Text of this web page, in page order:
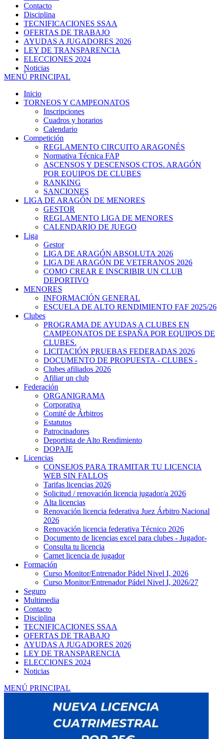
Contacto
Disciplina
TECNIFICACIONES SSAA
OFERTAS DE TRABAJO
AYUDAS A JUGADORES 2026
LEY DE TRANSPARENCIA
ELECCIONES 2024
Noticias
MENÚ PRINCIPAL
Inicio
TORNEOS Y CAMPEONATOS
Inscripciones
Cuadros y horarios
Calendario
Competición
REGLAMENTO CIRCUITO ARAGONÉS
Normativa Técnica FAP
ASCENSOS Y DESCENSOS CTOS. ARAGÓN
POR EQUIPOS DE CLUBES
RANKING
SANCIONES
LIGA DE ARAGÓN DE MENORES
GESTOR
REGLAMENTO LIGA DE MENORES
CALENDARIO DE JUEGO
Liga
Gestor
LIGA DE ARAGÓN ABSOLUTA 2026
LIGA DE ARAGÓN DE VETERANOS 2026
COMO CREAR E INSCRIBIR UN CLUB
DEPORTIVO
MENORES
INFORMACIÓN GENERAL
ESCUELA DE ALTO RENDIMIENTO FAF 2025/26
Clubes
PROGRAMA DE AYUDAS A CLUBES EN
CAMPEONATOS DE ESPAÑA POR EQUIPOS DE
CLUBES.
LICITACIÓN PRUEBAS FEDERADAS 2026
DOCUMENTO DE PROPUESTA - CLUBES -
Clubes afiliados 2026
Afiliar un club
Federación
ORGANIGRAMA
Corporativa
Comité de Árbitros
Estatutos
Patrocinadores
Deportista de Alto Rendimiento
DOPAJE
Licencias
CONSEJOS PARA TRAMITAR TU LICENCIA
WEB SIN FALLOS
Tarifas licencias 2026
Solicitud / renovación licencia jugador/a 2026
Alta licencias
Renovación licencia federativa Juez Árbitro Nacional
2026
Renovación licencia federativa Técnico 2026
Documento de licencias excel para clubes - Jugador-
Consulta tu licencia
Carnet licencia de jugador
Formación
Curso Monitor/Entrenador Pádel Nivel I, 2026
Curso Monitor/Entrenador Pádel Nivel I, 2026/27
Seguro
Multimedia
Contacto
Disciplina
TECNIFICACIONES SSAA
OFERTAS DE TRABAJO
AYUDAS A JUGADORES 2026
LEY DE TRANSPARENCIA
ELECCIONES 2024
Noticias
MENÚ PRINCIPAL